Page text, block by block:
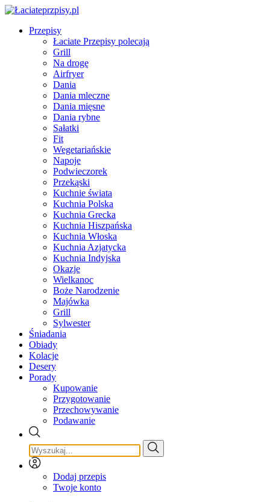
Przepisy
Łaciate Przepisy polecają
Grill
Na drogę
Airfryer
Dania
Dania mleczne
Dania mięsne
Dania rybne
Sałatki
Fit
Wegetariańskie
Napoje
Podwieczorek
Przekąski
Kuchnie świata
Kuchnia Polska
Kuchnia Grecka
Kuchnia Hiszpańska
Kuchnia Włoska
Kuchnia Azjatycka
Kuchnia Indyjska
Okazje
Wielkanoc
Boże Narodzenie
Majówka
Grill
Sylwester
Śniadania
Obiady
Kolacje
Desery
Porady
Kupowanie
Przygotowanie
Przechowywanie
Podawanie
Dodaj przepis
Twoje konto